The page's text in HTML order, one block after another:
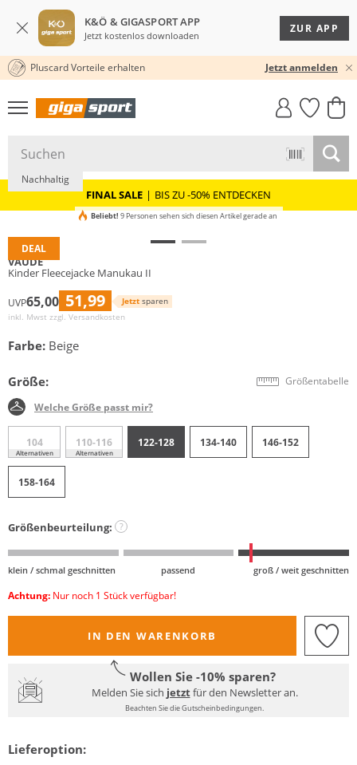
K&Ö & GIGASPORT APP
Jetzt kostenlos downloaden
ZUR APP
30 TAGE RÜCKGABERECHT
Pluscard Vorteile erhalten Jetzt anmelden
GIGASTYLE
FAHRRAD­
MUST-HAVE
FINAL SALE | BIS ZU -50% ENTDECKEN
DEAL
Nachhaltig
Beliebt! 9 Personen sehen sich diesen Artikel gerade an
VAUDE
Kinder Fleecejacke Manukau II
UVP65,00 51,99 Jetzt sparen
inkl. Mwst zzgl. Versandkosten
Farbe: Beige
Größe: Größentabelle
Welche Größe passt mir?
104
Alternativen
110-116
Alternativen
122-128 134-140 146-152
158-164
Größenbeurteilung: ?
klein / schmal geschnitten passend groß / weit geschnitten
Achtung: Nur noch 1 Stück verfügbar!
IN DEN WARENKORB
Wollen Sie -10% sparen?
Melden Sie sich jetztfür den Newsletter an.
Beachten Sie die Gutscheinbedingungen.
Lieferoption: